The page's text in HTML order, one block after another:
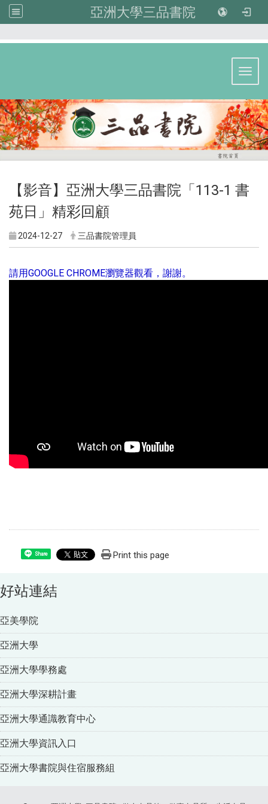
亞洲大學三品書院
【影音】亞洲大學三品書院「113-1 書
苑日」精彩回顧
2024-12-27 三品書院管理員
請用GOOGLE CHROME瀏覽器觀看，謝謝。
Share Print this page
好站連結
亞美學院
亞洲大學
亞洲大學學務處
亞洲大學深耕計畫
亞洲大學通識教育中心
亞洲大學資訊入口
亞洲大學書院與住宿服務組